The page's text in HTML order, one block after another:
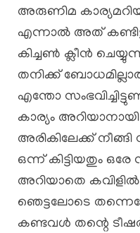
അരുണിമ
എന്നാൽ അത്
കിച്ചൺ ക്ലീൻ
തനിക്ക്
എന്തോ
കാര്യം
അരികിലേക്ക്
ഒന്ന് കിട്ടിയതും
അറിയാതെ
ഞെട്ടലോടെ
കണ്ടവൾ തന്റെ